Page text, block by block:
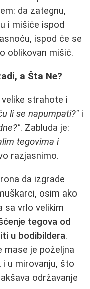
da zategnu,
i mišiće ispod
ispod će se
oblikovan mišić.
a Šta Ne?
strahote i
li se napumpati?" i
. Zabluda je:
tegovima i
razjasnimo.
da izgrade
osim ako
sa vrlo velikim
tegova od
u bodibildera.
mase je poželjna
u mirovanju, što
održavanje